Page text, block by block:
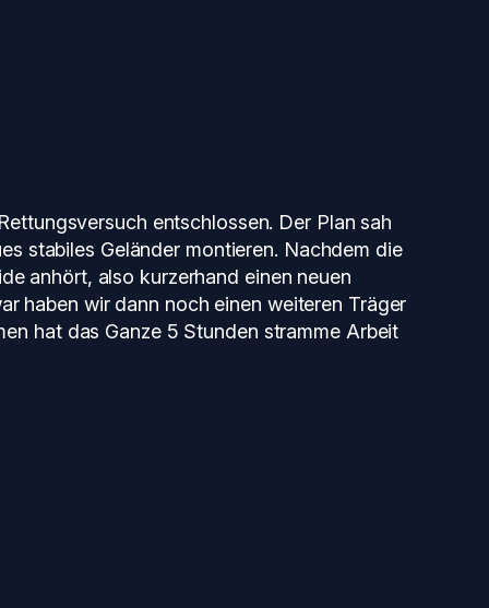
entschlossen. Der Plan sah
stabiles Geländer montieren. Nachdem die
anhört, also kurzerhand einen neuen
haben wir dann noch einen weiteren Träger
hat das Ganze 5 Stunden stramme Arbeit